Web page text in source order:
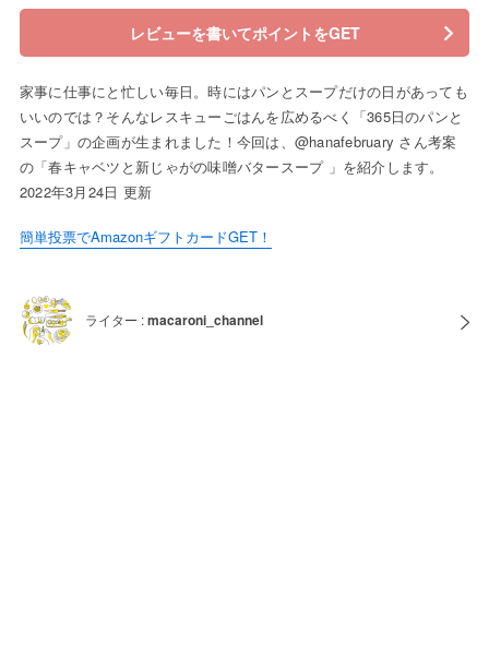
レビューを書いてポイントをGET
家事に仕事にと忙しい毎日。時にはパンとスープだけの日があっても
いいのでは？そんなレスキューごはんを広めるべく「365日のパンと
スープ」の企画が生まれました！今回は、@hanafebruary さん考案
の「春キャベツと新じゃがの味噌バタースープ 」を紹介します。
2022年3月24日 更新
簡単投票でAmazonギフトカードGET！
ライター :macaroni_channel